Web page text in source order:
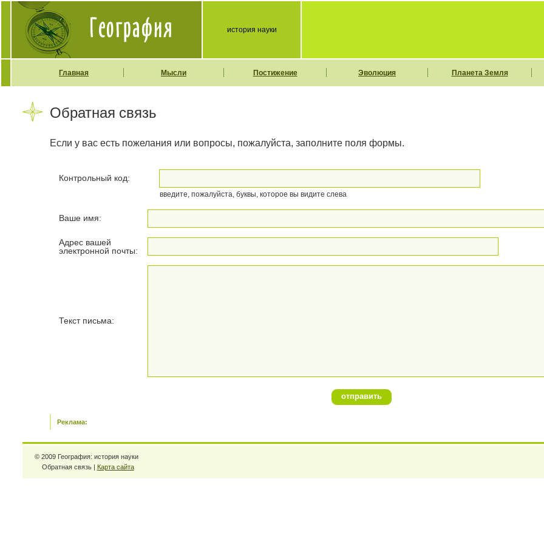
история науки
Главная Мысли Постижение Эволюция Планета Земля
Обратная связь
Если у вас есть пожелания или вопросы, пожалуйста, заполните поля формы.
Контрольный код:
введите, пожалуйста, буквы, которое вы видите слева
Ваше имя:
Адрес вашей
электронной почты:
Текст письма:
Реклама:
© 2009 География: история науки
Обратная связь | Карта сайта